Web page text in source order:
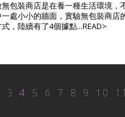
包裝商店是在養一種生活環境，
處小小的牆面，實驗無包裝商店
，陸續有了4個據點...READ>
3 4 5 6 7 8 9 10 11